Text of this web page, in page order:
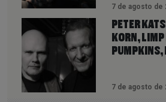
7 de agosto de
PETER
KORN,
PUMPKINS,
7 de agosto de